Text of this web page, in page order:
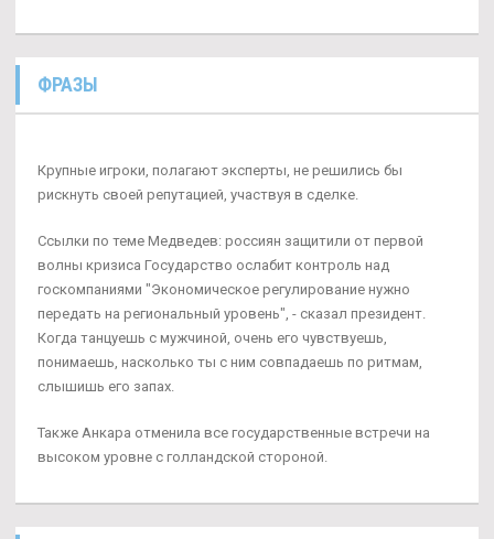
ФРАЗЫ
Крупные игроки, полагают эксперты, не решились бы
рискнуть своей репутацией, участвуя в сделке.
Ссылки по теме Медведев: россиян защитили от первой
волны кризиса Государство ослабит контроль над
госкомпаниями "Экономическое регулирование нужно
передать на региональный уровень", - сказал президент.
Когда танцуешь с мужчиной, очень его чувствуешь,
понимаешь, насколько ты с ним совпадаешь по ритмам,
слышишь его запах.
Также Анкара отменила все государственные встречи на
высоком уровне с голландской стороной.